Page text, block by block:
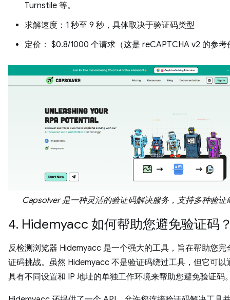
Turnstile 等。
求解速度：1 秒至 9 秒，具体取决于验证码类型
定价： $0.8/1000 个请求（这是 reCAPTCHA v2 的参考
Capsolver 是一种灵活的验证码解决服务，支持多种验证
4. Hidemyacc 如何帮助您避免验证码
反检测浏览器 Hidemyacc 是一个强大的工具，旨在帮助您完
证码挑战。虽然 Hidemyacc 不是验证码绕过工具，但它可以
具有不同设置和 IP 地址的单独工作环境来帮助您避免验证码